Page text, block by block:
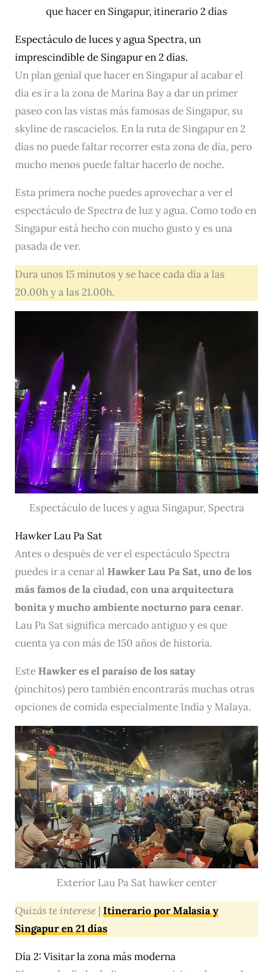
que hacer en Singapur, itinerario 2 días
Espectáculo de luces y agua Spectra, un
imprescindible de Singapur en 2 días.
Un plan genial que hacer en Singapur al acabar el
día es ir a la zona de Marina Bay a dar un primer
paseo con las vistas más famosas de Singapur, su
skyline de rascacielos. En la ruta de Singapur en 2
días no puede faltar recorrer esta zona de día, pero
mucho menos puede faltar hacerlo de noche.
Esta primera noche puedes aprovechar a ver el
espectáculo de Spectrade luz y agua. Como todo en
Singapur está hecho con mucho gusto y es una
pasada de ver.
Dura unos 15 minutos y se hace cada día a las
20.00h y a las 21.00h.
Espectáculo de luces y agua Singapur, Spectra
Hawker Lau Pa Sat
Antes o después de ver el espectáculo Spectra
puedes ir a cenar al Hawker Lau Pa Sat, uno de los
más famos de la ciudad, con una arquitectura
bonita y mucho ambiente nocturno para cenar.
Lau Pa Sat significa mercado antiguo y es que
cuenta ya con más de 150 años de historia.
Este Hawker es el paraíso de los satay
(pinchitos) pero también encontrarás muchas otras
opciones de comida especialmente India y Malaya.
Exterior Lau Pa Sat hawker center
Quizás te interese | Itinerario por Malasia y
Singapur en 21 días
Día 2: Visitar la zona más moderna